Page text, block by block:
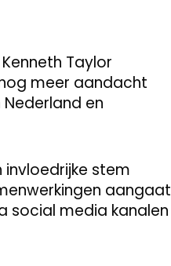
Taylor
meer aandacht
en
invloedrijke stem
aangaat
social media kanalen